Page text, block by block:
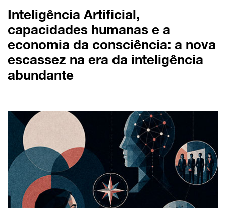
Inteligência Artificial,
capacidades humanas e a
economia da consciência: a nova
escassez na era da inteligência
abundante